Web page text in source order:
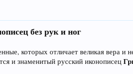
без рук и ног
которых отличает великая вера
и знаменитый русский иконописец